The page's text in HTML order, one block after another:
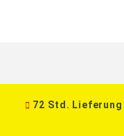
72 Std. Lieferung